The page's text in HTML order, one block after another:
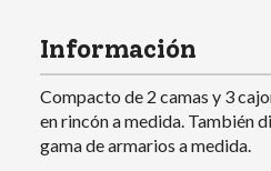
Información
Compacto de 2 camas y 3
en rincón a medida. También
gama de armarios a medida.